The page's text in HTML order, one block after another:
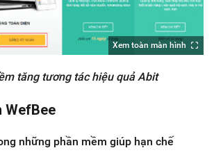
Xem toàn màn hình
tăng tương tác hiệu quả Abit
WefBee
những phần mềm giúp hạn chế